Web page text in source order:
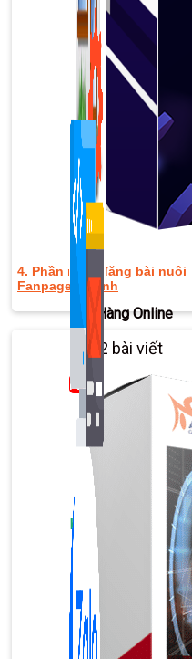
Bán Hàng Online
2,632 bài viết
New
Kiến Thức Website
309 bài viết
4. Phần mềm đăng bài nuôi
Fanpage vệ tinh